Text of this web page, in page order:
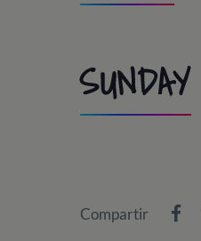
9:00 / Trip to
SUNDAY
10:00 - 11:30
Compartir